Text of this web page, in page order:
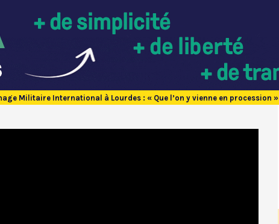
Militaire International à Lourdes : « Que l’on y vienne en procession »